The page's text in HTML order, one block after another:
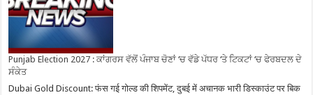
Punjab Election 2027 : ਕਾਂਗਰਸ ਵੱਲੋਂ ਪੰਜਾਬ ਚੋਣਾਂ ‘ਚ ਵੱਡੇ ਪੱਧਰ ‘ਤੇ ਟਿਕਟਾਂ ‘ਚ ਫੇਰਬਦਲ ਦੇ
ਸੰਕੇਤ
Dubai Gold Discount: फंस गई गोल्ड की शिपमेंट, दुबई में अचानक भारी डिस्काउंट पर बिक